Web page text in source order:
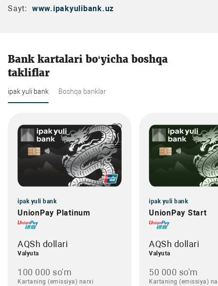
Sayt: www.ipakyulibank.uz
Bank kartalari bo‘yicha boshqa
takliflar
ipak yuli bank Boshqa banklar
ipak yuli bank
UnionPay Platinum
AQSh dollari
Valyuta
100 000 so'm
Kartaning (emissiya) narxi
ipak yuli bank
UnionPay Start
AQSh dollari
Valyuta
50 000 so'm
Kartaning (emissiya)